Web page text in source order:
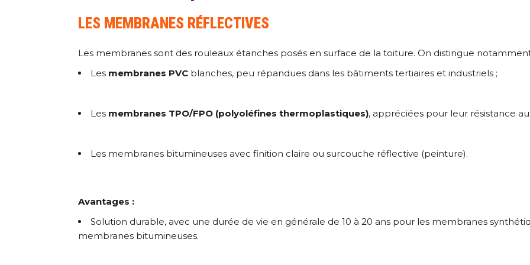
LES MEMBRANES RÉFLECTIVES
Les membranes sont des rouleaux étanches posés en surface de la toiture. On distingue
Les membranes PVC blanches, peu répandues dans les bâtiments tertiaires et industriels ;
Les membranes TPO/FPO (polyoléfines thermoplastiques), appréciées pour leur résistance
Les membranes bitumineuses avec finition claire ou surcouche réflective (peinture).
Avantages :
Solution durable, avec une durée de vie en générale de 10 à 20 ans pour les membranes
membranes bitumineuses.